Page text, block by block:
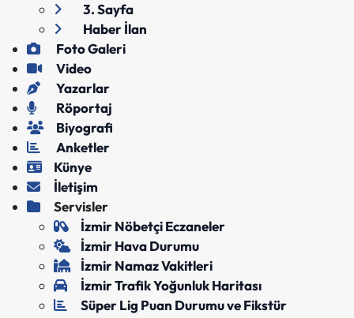
3. Sayfa
Haber İlan
Foto Galeri
Video
Yazarlar
Röportaj
Biyografi
Anketler
Künye
İletişim
Servisler
İzmir Nöbetçi Eczaneler
İzmir Hava Durumu
İzmir Namaz Vakitleri
İzmir Trafik Yoğunluk Haritası
Süper Lig Puan Durumu ve Fikstür